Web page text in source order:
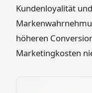
Kundenloyalität
höheren
Marketingkosten